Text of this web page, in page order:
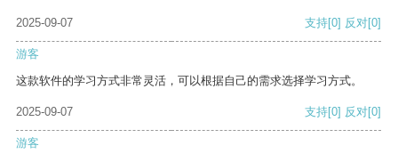
2025-09-07 支持[0] 反对[0]
游客
这款软件的学习方式非常灵活，可以根据自己的需求选择学习方式。
2025-09-07 支持[0] 反对[0]
游客